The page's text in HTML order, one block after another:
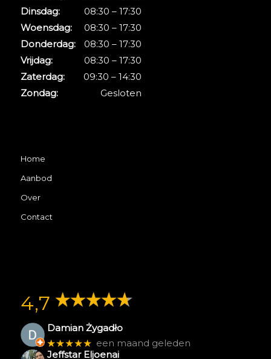
Dinsdag:
08:30 – 17:30
Woensdag:
08:30 – 17:30
Donderdag:
08:30 – 17:30
Vrijdag:
08:30 – 17:30
Zaterdag:
09:30 – 14:30
Zondag:
Gesloten
Home
Aanbod
Over
Contact
4,7
Damian Żygadło
★★★★★ een maand geleden
Jeffstar Eljoenai